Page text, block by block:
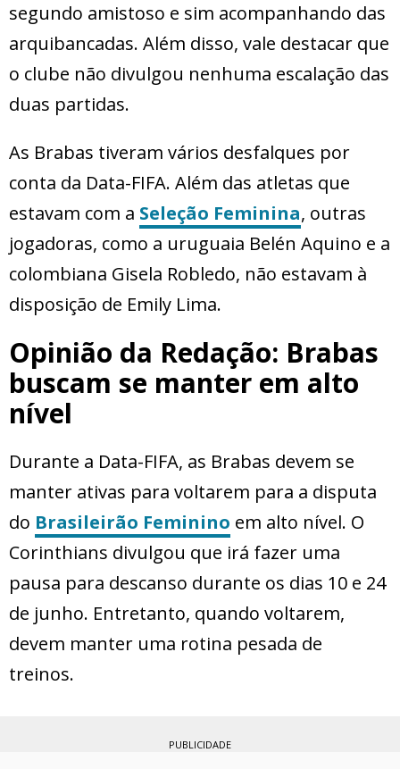
segundo amistoso e sim acompanhando das
arquibancadas. Além disso, vale destacar que
o clube não divulgou nenhuma escalação das
duas partidas.
As Brabas tiveram vários desfalques por
conta da Data-FIFA. Além das atletas que
estavam com a Seleção Feminina, outras
jogadoras, como a uruguaia Belén Aquino e a
colombiana Gisela Robledo, não estavam à
disposição de Emily Lima.
Opinião da Redação: Brabas
buscam se manter em alto
nível
Durante a Data-FIFA, as Brabas devem se
manter ativas para voltarem para a disputa
do Brasileirão Feminino em alto nível. O
Corinthians divulgou que irá fazer uma
pausa para descanso durante os dias 10 e 24
de junho. Entretanto, quando voltarem,
devem manter uma rotina pesada de
treinos.
PUBLICIDADE